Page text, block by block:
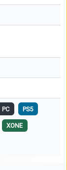
PC PS5
XONE